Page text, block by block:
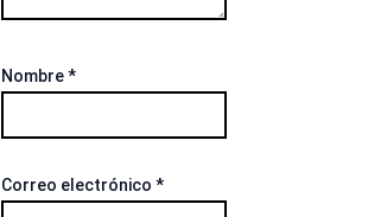
Nombre*
Correo electrónico *